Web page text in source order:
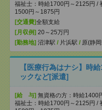
福祉士：時給1700円～2125円 /
1500円～1875円
[交通費]全額支給
[月収例] 20～25万円
[勤務地] 沼津駅 / 片浜駅 / 原(静
【医療行為はナシ】時
ックなど[派遣]
[給 与] 無資格の方：時給1400
福祉士：時給1700円～2125円 /